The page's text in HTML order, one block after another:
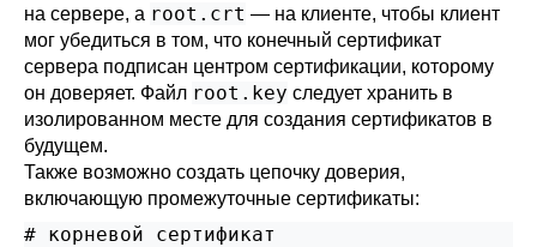
на сервере, а root.crt — на клиенте, чтобы клиент
мог убедиться в том, что конечный сертификат
сервера подписан центром сертификации, которому
он доверяет. Файл root.key следует хранить в
изолированном месте для создания сертификатов в
будущем.
Также возможно создать цепочку доверия,
включающую промежуточные сертификаты:
# корневой сертификат